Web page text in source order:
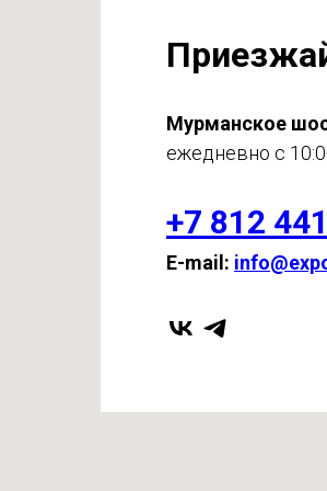
Мурманское
ежедневно с
+7 812
E-mail: